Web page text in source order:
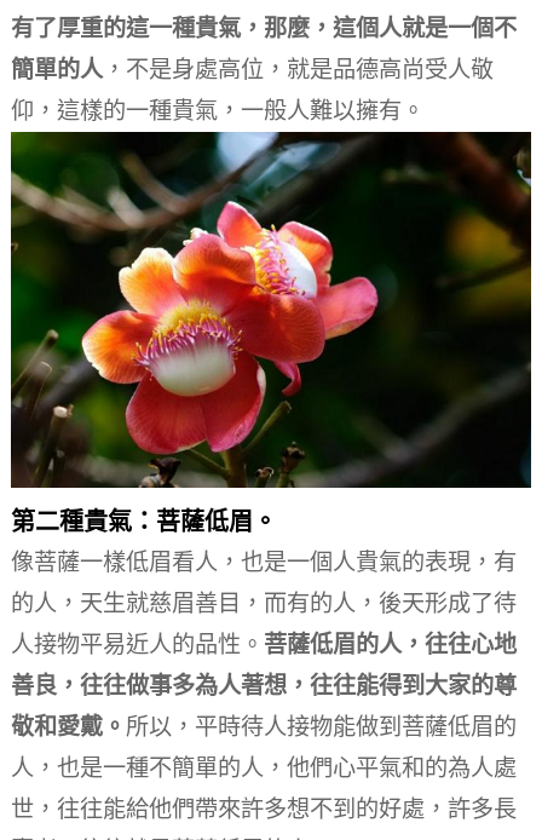
有了厚重的這一種貴氣，那麼，這個人就是一個不
簡單的人 ，不是身處高位，就是品德高尚受人敬
仰，這樣的一種貴氣，一般人難以擁有。
第二種貴氣：菩薩低眉。
像菩薩一樣低眉看人，也是一個人貴氣的表現，有
的人，天生就慈眉善目，而有的人，後天形成了待
人接物平易近人的品性。 菩薩低眉的人，往往心地
善良，往往做事多為人著想，往往能得到大家的尊
敬和愛戴。 所以，平時待人接物能做到菩薩低眉的
人，也是一種不簡單的人，他們心平氣和的為人處
世，往往能給他們帶來許多想不到的好處，許多長